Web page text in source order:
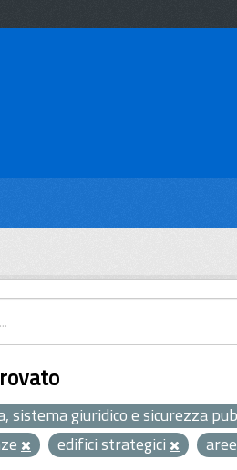
sistema giuridico e sicurezza
edifici strategici